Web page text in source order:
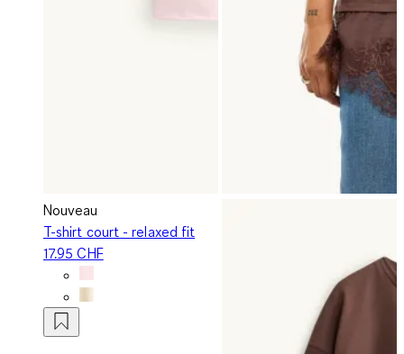
Nouveau
T-shirt court - relaxed fit
17.95 CHF